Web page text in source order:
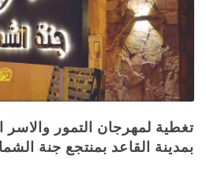
تغطية لمهرجان التمور والاسر
بمدينة القاعد بمنتجع جنة